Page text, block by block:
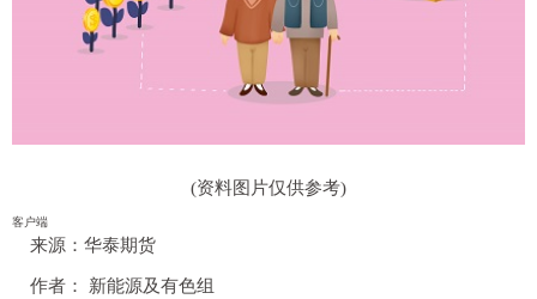
(资料图片仅供参考)
客户端
来源：华泰期货
作者： 新能源及有色组